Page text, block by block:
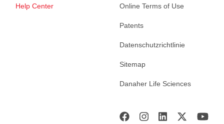
Help Center Online Terms of Use
Patents
Datenschutzrichtlinie
Sitemap
Danaher Life Sciences